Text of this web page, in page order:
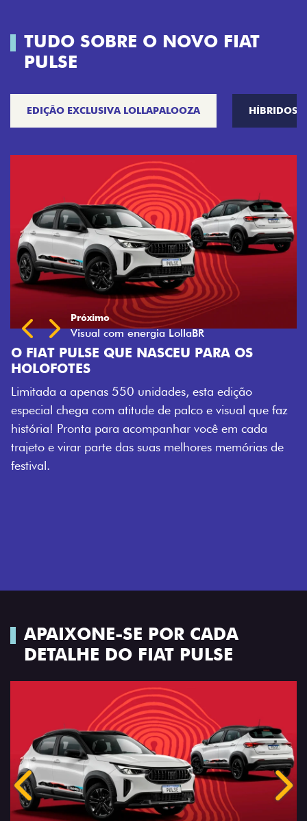
TUDO SOBRE O NOVO FIAT
PULSE
EDIÇÃO EXCLUSIVA LOLLAPALOOZA HÍBRIDOS
NASCEU PARA OS
unidades, esta edição
de palco e visual que faz
você em cada
suas melhores memórias de
APAIXONE-SE POR CADA
DETALHE DO FIAT PULSE
Anterior